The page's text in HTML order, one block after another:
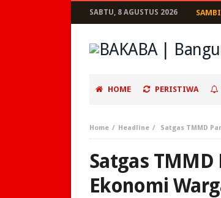
SABTU, 8 AGUSTUS 2026
HOME PERISTIWA
Home Headline Satgas TMMD
Satgas TMMD
Ekonomi